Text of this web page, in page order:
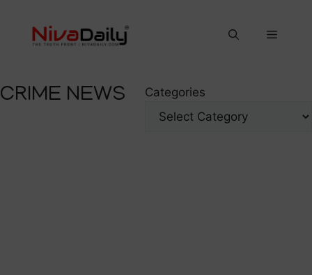
content
Menu
CRIME NEWS Categories